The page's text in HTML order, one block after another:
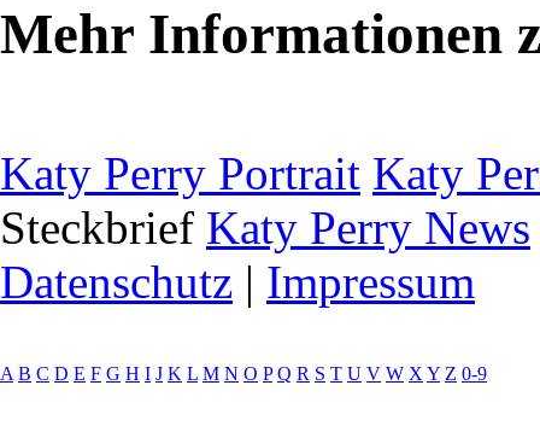
Mehr Informationen
Katy Perry Portrait Katy
Steckbrief Katy Perry News
Datenschutz | Impressum
A B C D E F G H I J K L M N O P Q R S T U V W X Y Z 0-9